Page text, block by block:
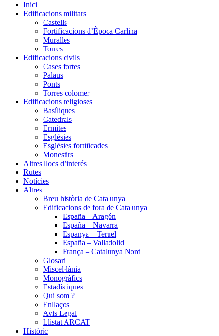
Inici
Edificacions militars
Castells
Fortificacions d’Època Carlina
Muralles
Torres
Edificacions civils
Cases fortes
Palaus
Ponts
Torres colomer
Edificacions religioses
Basíliques
Catedrals
Ermites
Esglésies
Esglésies fortificades
Monestirs
Altres llocs d’interés
Rutes
Notícies
Altres
Breu història de Catalunya
Edificacions de fora de Catalunya
España – Aragón
España – Navarra
Espanya – Teruel
España – Valladolid
França – Catalunya Nord
Glosari
Miscel·lània
Monogràfics
Estadístiques
Qui som ?
Enllaços
Avis Legal
Llistat ARCAT
Històric